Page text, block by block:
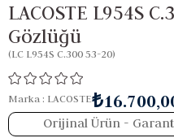
LACOSTE L954S
Gözlüğü
(LC L954S C.300 53-20)
Marka : LACOSTE
Orijinal Ürün -